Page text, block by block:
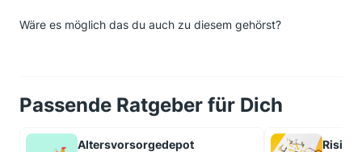
Wäre es möglich das du auch zu diesem gehörst?
Passende Ratgeber für Dich
Altersvorsorgedepot